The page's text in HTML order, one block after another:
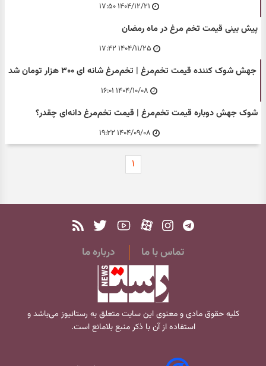
۱۴۰۴/۱۲/۲۱ ۱۷:۵۰
پیش بینی قیمت تخم مرغ در ماه رمضان
۱۴۰۴/۱۱/۲۵ ۱۷:۴۲
جهش شوک کننده قیمت تخم‌مرغ | تخم‌مرغ شانه ای ۳۰۰ هزار تومان شد
۱۴۰۴/۱۰/۰۸ ۱۶:۰۱
شوک جهش دوباره قیمت تخم‌مرغ | قیمت تخم‌مرغ دانه‌ای چقدر؟
۱۴۰۴/۰۹/۰۸ ۱۹:۲۲
۱
تماس با ما درباره ما
کلیه حقوق مادی و معنوی این سایت متعلق به رستانیوز می‌باشد و
استفاده از آن با ذکر منبع بلامانع است.